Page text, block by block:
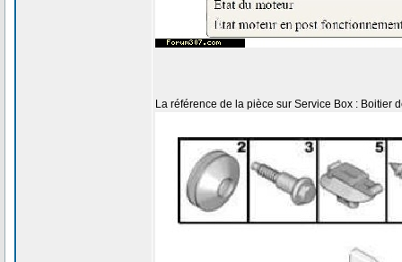
La référence de la pièce sur Service Box : Boitier